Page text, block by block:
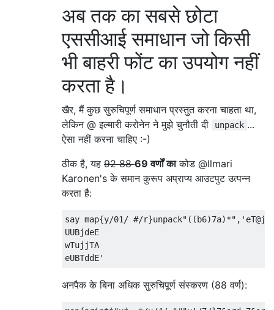
अब तक का सबसे छोटा
एससीआई समाधान जो किसी
भी बाहरी फोंट का उपयोग नहीं
करता है।
खैर, मैं कुछ सुरुचिपूर्ण समाधान प्रस्तुत करना चाहता था,
लेकिन @ इल्मारी करोनेन ने मुझे चुनौती दी
unpack ...
ऐसा नहीं करना चाहिए :-)
ठीक है, यह 92 8869 वर्णों काकोड @Ilmari
Karonen's के समान कुरूप अप्राप्य आउटपुट उत्पन्न
करता है:
say map{y/01/ #/
UUBjdeE
wTujjTA
अनपैक के बिना अधिक सुरुचिपूर्ण संस्करण (88 वर्ण):